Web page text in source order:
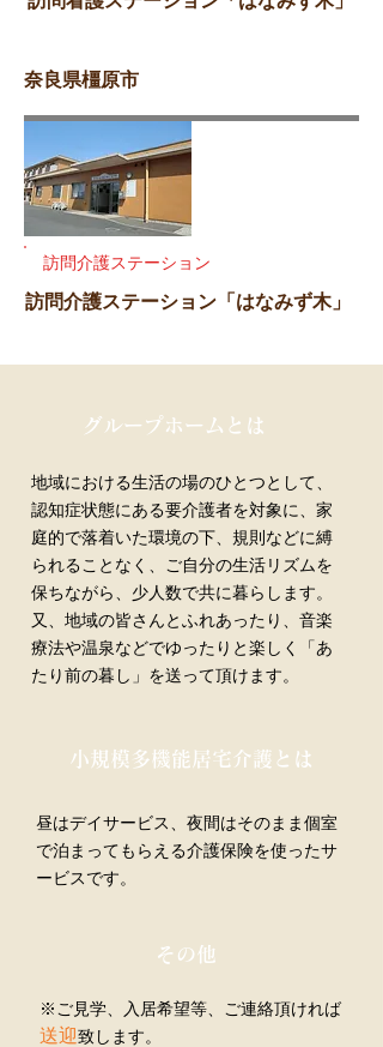
奈良県橿原市
訪問介護ステーション
訪問介護ステーション「はなみず木」
グループホームとは
地域における生活の場のひとつとして、
認知症状態にある要介護者を対象に、家
庭的で落着いた環境の下、規則などに縛
られることなく、ご自分の生活リズムを
保ちながら、少人数で共に暮らします。
又、地域の皆さんとふれあったり、音楽
療法や温泉などでゆったりと楽しく「あ
たり前の暮し」を送って頂けます。
小規模多機能居宅介護とは
昼はデイサービス、夜間はそのまま個室
で泊まってもらえる介護保険を使ったサ
ービスです。
その他
※ご見学、入居希望等、ご連絡頂ければ
送迎致します。